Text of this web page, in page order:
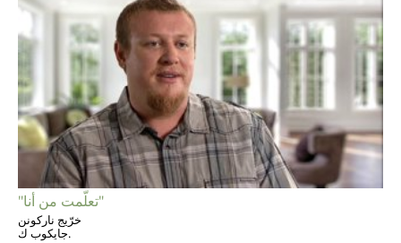
"تعلّمت من أنا"
خرّيج ناركونن
جايكوب ك.